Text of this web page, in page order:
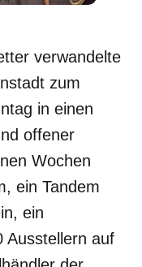
verwandelte
zum
in einen
offener
Wochen
ein Tandem
ein
Ausstellern auf